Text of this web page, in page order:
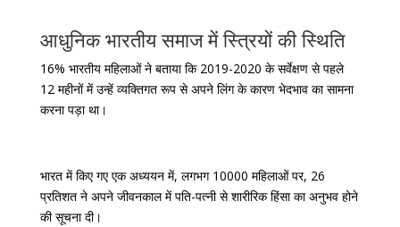
आधुनिक भारतीय समाज में स्त्रियों की स्थिति
16% भारतीय महिलाओं ने बताया कि 2019-2020 के सर्वेक्षण से पहले
12 महीनों में उन्हें व्यक्तिगत रूप से अपने लिंग के कारण भेदभाव का सामना
करना पड़ा था।
भारत में किए गए एक अध्ययन में, लगभग 10000 महिलाओं पर, 26
प्रतिशत ने अपने जीवनकाल में पति-पत्नी से शारीरिक हिंसा का अनुभव होने
की सूचना दी।